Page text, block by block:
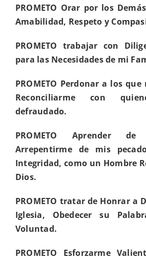
PROMETO Orar por los
Amabilidad, Respeto y
PROMETO trabajar con
para las Necesidades de mi
PROMETO Perdonar a los
Reconciliarme con
defraudado.
PROMETO
Aprender
Arrepentirme de mis
Integridad, como un Hombre
Dios.
PROMETO tratar de Honrar a
Iglesia, Obedecer su
Voluntad.
PROMETO
Esforzarme